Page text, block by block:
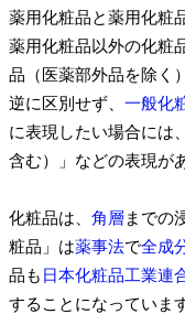
薬用化粧品と薬用化粧
薬用化粧品以外の化粧
品（医薬部外品を除く
逆に区別せず、 一般化
に表現したい場合には
含む）」などの表現が
化粧品は、 角層 までの
粧品」は薬事法で全成
品も 日本化粧品工業連
することになっていま